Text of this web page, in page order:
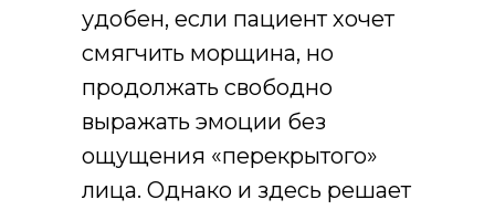
удобен, если пациент хочет
смягчить морщина, но
продолжать свободно
выражать эмоции без
ощущения «перекрытого»
лица. Однако и здесь решает